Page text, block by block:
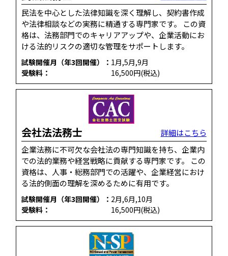
民法を中心とした法律知識を深く理解し、契約書作成
や法律相談などの実務に精通する専門家です。 この資
格は、法務部門でのキャリアアップや、企業活動にお
ける法的リスクの適切な管理をサポートします。
試験開催月（年3回開催）： 1月,5月,9月
受験料：
16,500円(税込)
会社法法務士
詳細はこちら
企業法務に不可欠な会社法の専門知識を持ち、企業内
での法的業務や経営戦略に貢献する専門家です。 この
資格は、人事・総務部門での活躍や、企業経営におけ
る法的側面の理解を深めるために有用です。
試験開催月（年3回開催）： 2月,6月,10月
受験料：
16,500円(税込)